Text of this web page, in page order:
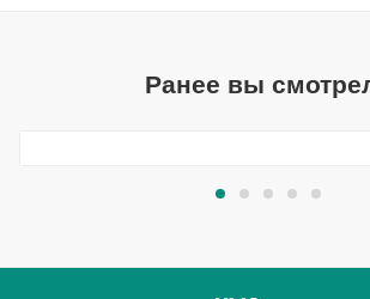
Ранее вы